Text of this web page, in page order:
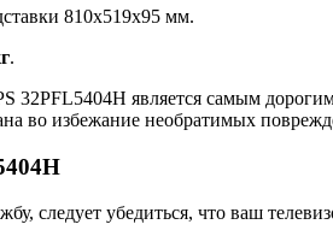
810x519x95 мм.
.
32PFL5404H является самым
во избежание необратимых
следует убедиться, что ваш